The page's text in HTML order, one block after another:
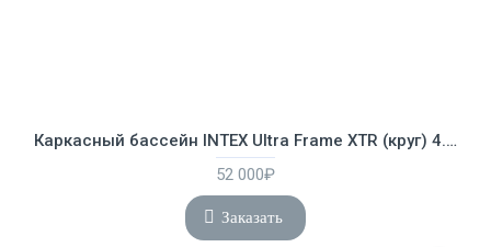
Каркасный бассейн INTEX Ultra Frame XTR (круг) 4.88 х 1.22 м ; артикул 26326
52 000₽
Заказать